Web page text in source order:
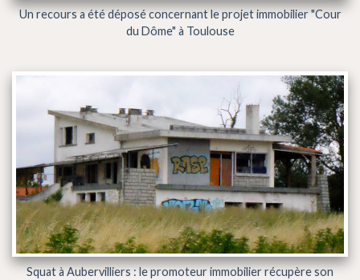
Un recours a été déposé concernant le projet immobilier "Cour
du Dôme" à Toulouse
Squat à Aubervilliers : le promoteur immobilier récupère son